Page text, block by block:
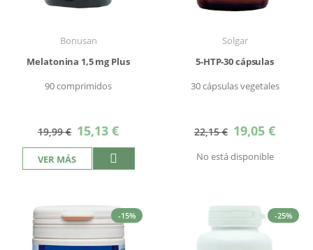
Bonusan
Melatonina 1,5 mg Plus
90 comprimidos
19,99 € Precio
especial
15,13 €
VER MÁS
Solgar
5-HTP-30 cápsulas
30 cápsulas vegetales
22,15 € Precio
especial
19,05 €
No está disponible
-15% -25%